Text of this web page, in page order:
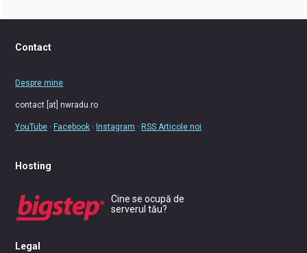
Contact
Despre mine
contact [at] nwradu.ro
YouTube · Facebook · Instagram · RSS Articole noi
Hosting
Cine se ocupă de
serverul tău?
Legal